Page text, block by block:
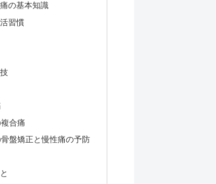
の基本知識
習慣
合痛
盤矯正と慢性痛の予防